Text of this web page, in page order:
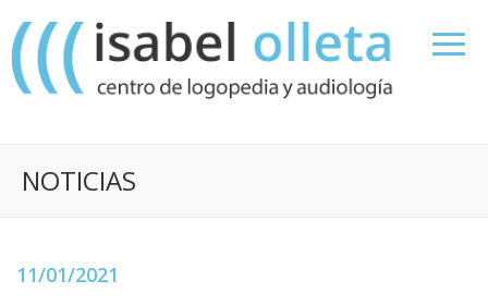
NOTICIAS
11/01/2021